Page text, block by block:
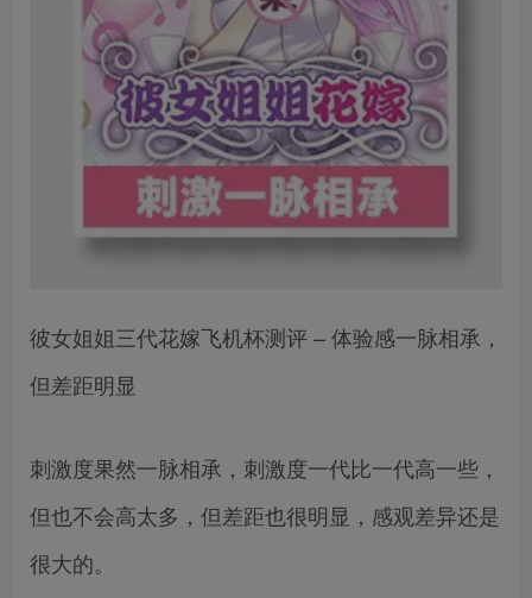
彼女姐姐三代花嫁飞机杯测评 – 体验感一脉相承，
但差距明显
刺激度果然一脉相承，刺激度一代比一代高一些，
但也不会高太多，但差距也很明显，感观差异还是
很大的。